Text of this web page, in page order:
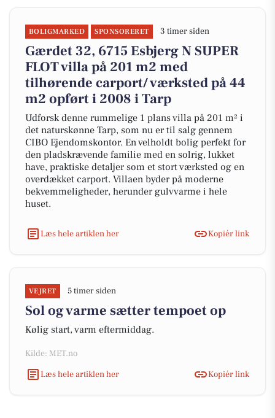
BOLIGMARKED SPONSORERET 3 timer siden
Gærdet 32, 6715 Esbjerg N SUPER
FLOT villa på 201 m2 med
tilhørende carport/ værksted på 44
m2 opført i 2008 i Tarp
Udforsk denne rummelige 1 plans villa på 201 m² i
det naturskønne Tarp, som nu er til salg gennem
CIBO Ejendomskontor. En velholdt bolig perfekt for
den pladskrævende familie med en solrig, lukket
have, praktiske detaljer som et stort værksted og en
overdækket carport. Villaen byder på moderne
bekvemmeligheder, herunder gulvvarme i hele
huset.
Læs hele artiklen her Kopiér link
VEJRET 5 timer siden
Sol og varme sætter tempoet op
Kølig start, varm eftermiddag.
Kilde: MET.no
Læs hele artiklen her
Kopiér link